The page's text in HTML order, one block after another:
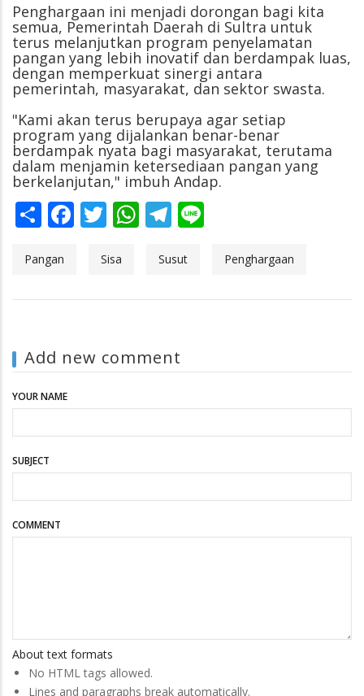
Penghargaan ini menjadi dorongan bagi kita
semua, Pemerintah Daerah di Sultra untuk
terus melanjutkan program penyelamatan
pangan yang lebih inovatif dan berdampak luas,
dengan memperkuat sinergi antara
pemerintah, masyarakat, dan sektor swasta.
"Kami akan terus berupaya agar setiap
program yang dijalankan benar-benar
berdampak nyata bagi masyarakat, terutama
dalam menjamin ketersediaan pangan yang
berkelanjutan," imbuh Andap.
ShareFacebook
Twitter
WhatsApp
Telegram
Pangan Sisa Susut Penghargaan
Add new comment
YOUR NAME
SUBJECT
COMMENT
About text formats
No HTML tags allowed.
Lines and paragraphs break automatically.